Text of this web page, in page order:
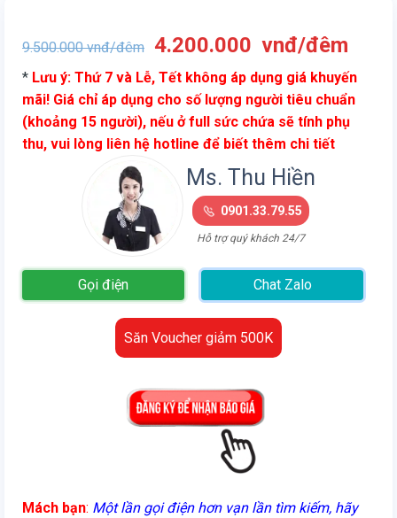
9.500.000vnđ/đêm
Giá
gốc
là:
9.500.000
vnđ/
đêm.
4.200.000 vnđ/đêmGiá
hiện
tại
là:
* Lưu ý: Thứ 7 và Lễ, Tết không áp dụng giá khuyến
mãi! Giá chỉ áp dụng cho số lượng người tiêu chuẩn
(khoảng 15 người), nếu ở full sức chứa sẽ tính phụ
thu, vui lòng liên hệ hotline để biết thêm chi tiết
Ms. Thu Hiền
0901.33.79.55
Hỗ trợ quý khách 24/7
Gọi điện Chat Zalo
Săn Voucher giảm 500K
Mách bạn: Một lần gọi điện hơn vạn lần tìm kiếm, hãy